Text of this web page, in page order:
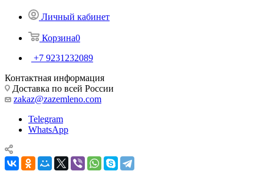
Личный кабинет
Корзина0
+7 9231232089
Контактная информация
Доставка по всей России
zakaz@zazemleno.com
Telegram
WhatsApp